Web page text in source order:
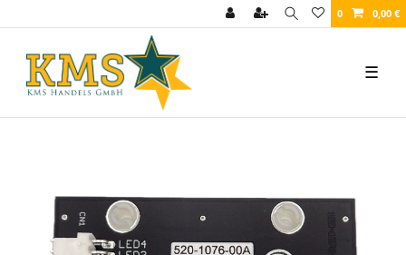
0 0,00 €
☰